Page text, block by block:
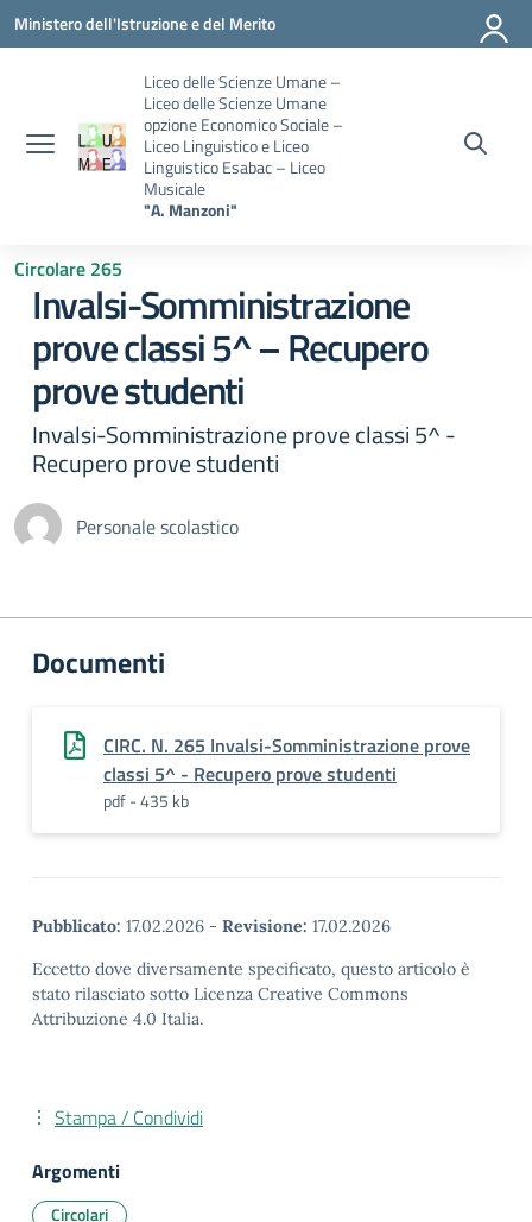
Vai ai contenuti
Vai al menu di navigazione
Vai al footer
Ministero dell'Istruzione e del Merito
Liceo delle Scienze Umane –
Liceo delle Scienze Umane
opzione Economico Sociale –
Liceo Linguistico e Liceo
Linguistico Esabac – Liceo
Musicale
"A. Manzoni"
Circolare 265
Invalsi-Somministrazione
prove classi 5^ – Recupero
prove studenti
Invalsi-Somministrazione prove classi 5^ -
Recupero prove studenti
Personale scolastico
Documenti
CIRC. N. 265 Invalsi-Somministrazione prove
classi 5^ - Recupero prove studenti
pdf - 435 kb
Pubblicato: 17.02.2026 - Revisione: 17.02.2026
Eccetto dove diversamente specificato, questo articolo è
stato rilasciato sotto Licenza Creative Commons
Attribuzione 4.0 Italia.
Stampa / Condividi
Argomenti
Circolari